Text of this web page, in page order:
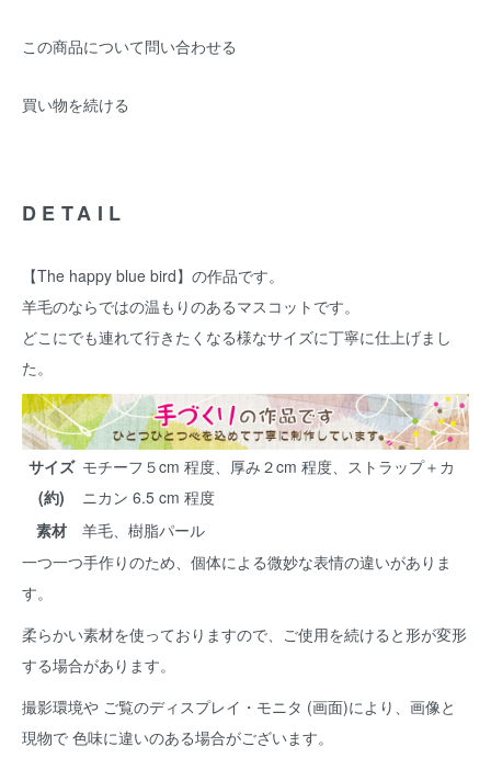
この商品について問い合わせる
買い物を続ける
DETAIL
【The happy blue bird】の作品です。
羊毛のならではの温もりのあるマスコットです。
どこにでも連れて行きたくなる様なサイズに丁寧に仕上げまし
た。
サイズ
(約)
モチーフ５cm 程度、厚み２cm 程度、ストラップ＋カ
ニカン 6.5 cm 程度
素材
羊毛、樹脂パール
一つ一つ手作りのため、個体による微妙な表情の違いがありま
す。
柔らかい素材を使っておりますので、ご使用を続けると形が変形
する場合があります。
撮影環境や ご覧のディスプレイ・モニタ (画面)により、画像と
現物で 色味に違いのある場合がございます。